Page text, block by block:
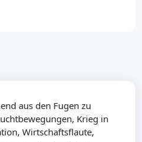
aus den Fugen zu
Krieg in
Wirtschaftsflaute,